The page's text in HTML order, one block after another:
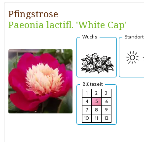
Pfingstrose
Paeonia lactifl. 'White Cap'
Wuchs Standort
Blütezeit
1
2
3
4
5
6
7
8
9
10
11 12